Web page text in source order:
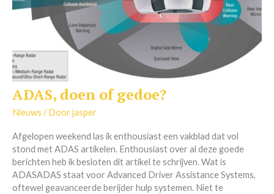
ADAS, doen of gedoe?
Nieuws / Doorjasper
Afgelopen weekend las ik enthousiast een vakblad dat vol
stond met ADAS artikelen. Enthousiast over al deze goede
berichten heb ik besloten dit artikel te schrijven. Wat is
ADASADAS staat voor Advanced Driver Assistance Systems,
oftewel geavanceerde berijder hulp systemen. Niet te
ADAS,
of